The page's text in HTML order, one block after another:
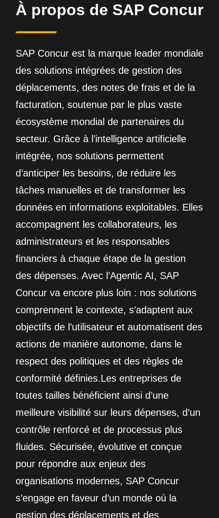
À propos de SAP Concur
SAP Concur est la marque leader mondiale
des solutions intégrées de gestion des
déplacements, des notes de frais et de la
facturation, soutenue par le plus vaste
écosystème mondial de partenaires du
secteur. Grâce à l’intelligence artificielle
intégrée, nos solutions permettent
d’anticiper les besoins, de réduire les
tâches manuelles et de transformer les
données en informations exploitables. Elles
accompagnent les collaborateurs, les
administrateurs et les responsables
financiers à chaque étape de la gestion
des dépenses. Avec l’Agentic AI, SAP
Concur va encore plus loin : nos solutions
comprennent le contexte, s’adaptent aux
objectifs de l’utilisateur et automatisent des
actions de manière autonome, dans le
respect des politiques et des règles de
conformité définies.Les entreprises de
toutes tailles bénéficient ainsi d’une
meilleure visibilité sur leurs dépenses, d’un
contrôle renforcé et de processus plus
fluides. Sécurisée, évolutive et conçue
pour répondre aux enjeux des
organisations modernes, SAP Concur
s’engage en faveur d’un monde où la
gestion des déplacements et des